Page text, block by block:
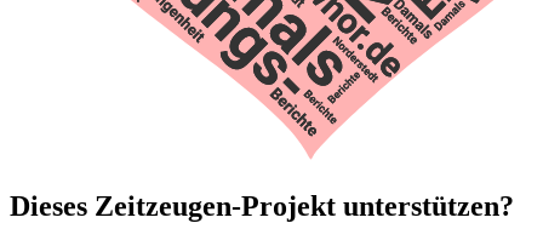
Dieses Zeitzeugen-Projekt unterstützen?